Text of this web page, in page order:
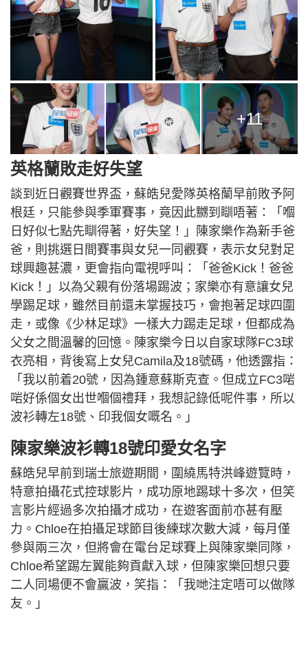
+11
英格蘭敗走好失望
談到近日觀賽世界盃，蘇皓兒愛隊英格蘭早前敗予阿
根廷，只能參與季軍賽事，竟因此嬲到瞓唔著：「嗰
日好似七點先瞓得著，好失望！」陳家樂作為新手爸
爸，則挑選日間賽事與女兒一同觀賽，表示女兒對足
球興趣甚濃，更會指向電視呼叫：「爸爸Kick！爸爸
Kick！」以為父親有份落場踢波；家樂亦有意讓女兒
學踢足球，雖然目前還未掌握技巧，會抱著足球四圍
走，或像《少林足球》一樣大力踢走足球，但都成為
父女之間溫馨的回憶。陳家樂今日以自家球隊FC3球
衣亮相，背後寫上女兒Camila及18號碼，他透露指：
「我以前着20號，因為鍾意蘇斯克查。但成立FC3啱
啱好係個女出世嗰個禮拜，我想記錄低呢件事，所以
波衫轉左18號、印我個女嘅名。」
陳家樂波衫轉18號印愛女名字
蘇皓兒早前到瑞士旅遊期間，圍繞馬特洪峰遊覽時，
特意拍攝花式控球影片，成功原地踢球十多次，但笑
言影片經過多次拍攝才成功，在遊客面前亦甚有壓
力。Chloe在拍攝足球節目後練球次數大減，每月僅
參與兩三次，但將會在電台足球賽上與陳家樂同隊，
Chloe希望踢左翼能夠貢獻入球，但陳家樂回想只要
二人同場便不會贏波，笑指：「我哋注定唔可以做隊
友。」